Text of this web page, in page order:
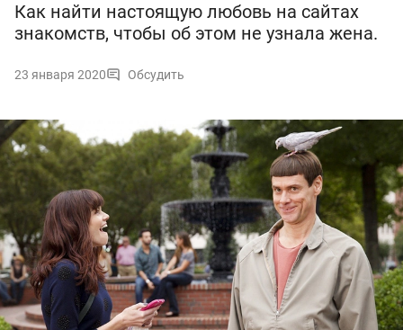
Как найти настоящую любовь на сайтах
знакомств, чтобы об этом не узнала жена.
23 января 2020 Обсудить